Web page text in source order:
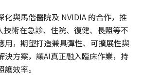
化與馬偕醫院及 NVIDIA 的合作，推
技術在急診、住院、復健、長照等不
用，期望打造兼具彈性、可擴展性與
決方案，讓AI真正融入臨床作業，持
效率。